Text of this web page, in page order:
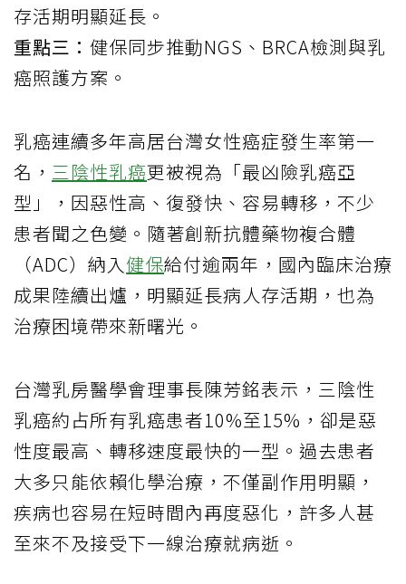
存活期明顯延長。
重點三： 健保同步推動NGS、BRCA檢測與乳
癌照護方案。
乳癌連續多年高居台灣女性癌症發生率第一
名， 三陰性乳癌更被視為「最凶險乳癌亞
型」，因惡性高、復發快、容易轉移，不少
患者聞之色變。隨著創新抗體藥物複合體
（ADC）納入健保給付逾兩年，國內臨床治療
成果陸續出爐，明顯延長病人存活期，也為
治療困境帶來新曙光。
台灣乳房醫學會理事長陳芳銘表示，三陰性
乳癌約占所有乳癌患者10%至15%，卻是惡
性度最高、轉移速度最快的一型。過去患者
大多只能依賴化學治療，不僅副作用明顯，
疾病也容易在短時間內再度惡化，許多人甚
至來不及接受下一線治療就病逝。